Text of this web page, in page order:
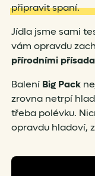
připravit spaní.
Jídla jsme sami
vám opravdu
přírodními
BaleníBig Pack
zrovna netrpí
třeba polévku.
opravdu hladoví,